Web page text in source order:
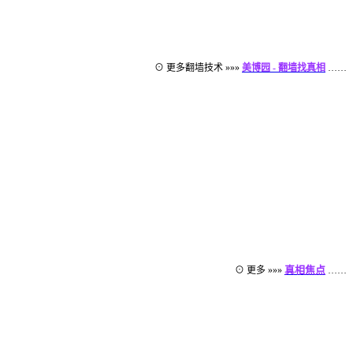
⊙ 更多翻墙技术 »»» 美博园 - 翻墙找真相 ……
⊙ 更多 »»» 真相焦点 ……